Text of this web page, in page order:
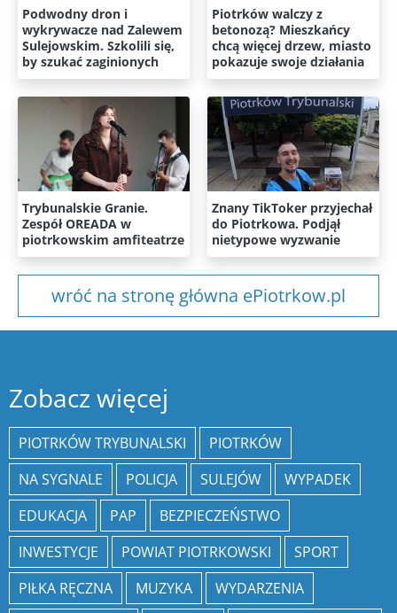
Podwodny dron i
wykrywacze nad Zalewem
Sulejowskim. Szkolili się,
by szukać zaginionych
Piotrków walczy z
betonozą? Mieszkańcy
chcą więcej drzew, miasto
pokazuje swoje działania
Trybunalskie Granie.
Zespół OREADA w
piotrkowskim amfiteatrze
Znany TikToker przyjechał
do Piotrkowa. Podjął
nietypowe wyzwanie
wróć na stronę główna ePiotrkow.pl
Zobacz więcej
PIOTRKÓW TRYBUNALSKI
PIOTRKÓW
NA SYGNALE
POLICJA SULEJÓW
WYPADEK
EDUKACJA
PAP
BEZPIECZEŃSTWO
INWESTYCJE
POWIAT PIOTRKOWSKI
SPORT
PIŁKA RĘCZNA
MUZYKA
WYDARZENIA